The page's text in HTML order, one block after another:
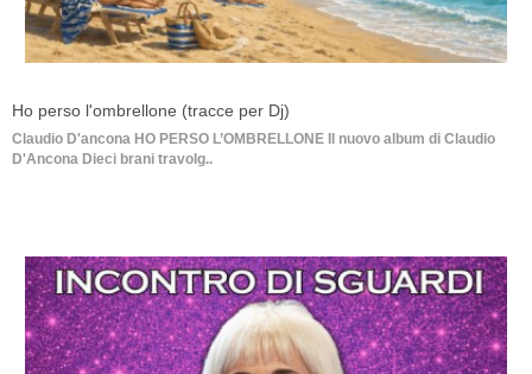
Ho perso l'ombrellone (tracce per Dj)
Claudio D'ancona HO PERSO L’OMBRELLONE Il nuovo album di Claudio
D'Ancona Dieci brani travolg..